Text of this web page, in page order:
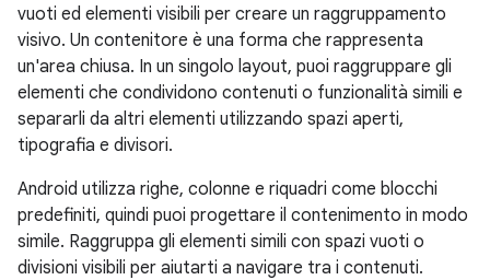
vuoti ed elementi visibili per creare un raggruppamento
visivo. Un contenitore è una forma che rappresenta
un'area chiusa. In un singolo layout, puoi raggruppare gli
elementi che condividono contenuti o funzionalità simili e
separarli da altri elementi utilizzando spazi aperti,
tipografia e divisori.
Android utilizza righe, colonne e riquadri come blocchi
predefiniti, quindi puoi progettare il contenimento in modo
simile. Raggruppa gli elementi simili con spazi vuoti o
divisioni visibili per aiutarti a navigare tra i contenuti.